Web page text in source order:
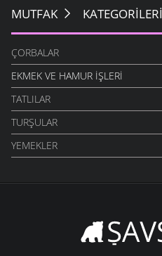
MUTFAK KATEGORILERI
ÇORBALAR
EKMEK VE HAMUR İŞLERI
TATLILAR
TURŞULAR
YEMEKLER